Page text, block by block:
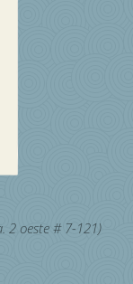
2 oeste # 7-121)